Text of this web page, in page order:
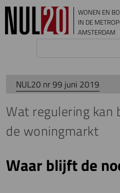
Overslaan en naar de inhoud gaan
WONEN EN
IN DE
AMSTERDAM
NUL20 nr 99 juni 2019
Wat regulering kan
de woningmarkt
Waar blijft de